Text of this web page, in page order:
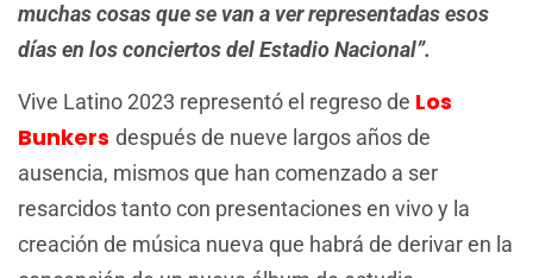
muchas cosas que se van a ver representadas esos
días en los conciertos del Estadio Nacional”.
Vive Latino 2023 representó el regreso de Los
Bunkers después de nueve largos años de
ausencia, mismos que han comenzado a ser
resarcidos tanto con presentaciones en vivo y la
creación de música nueva que habrá de derivar en la